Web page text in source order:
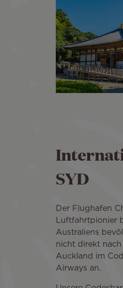
SYD
Der Flughafen
Luftfahrtpionier
Australiens
nicht direkt
Auckland im
Airways an.